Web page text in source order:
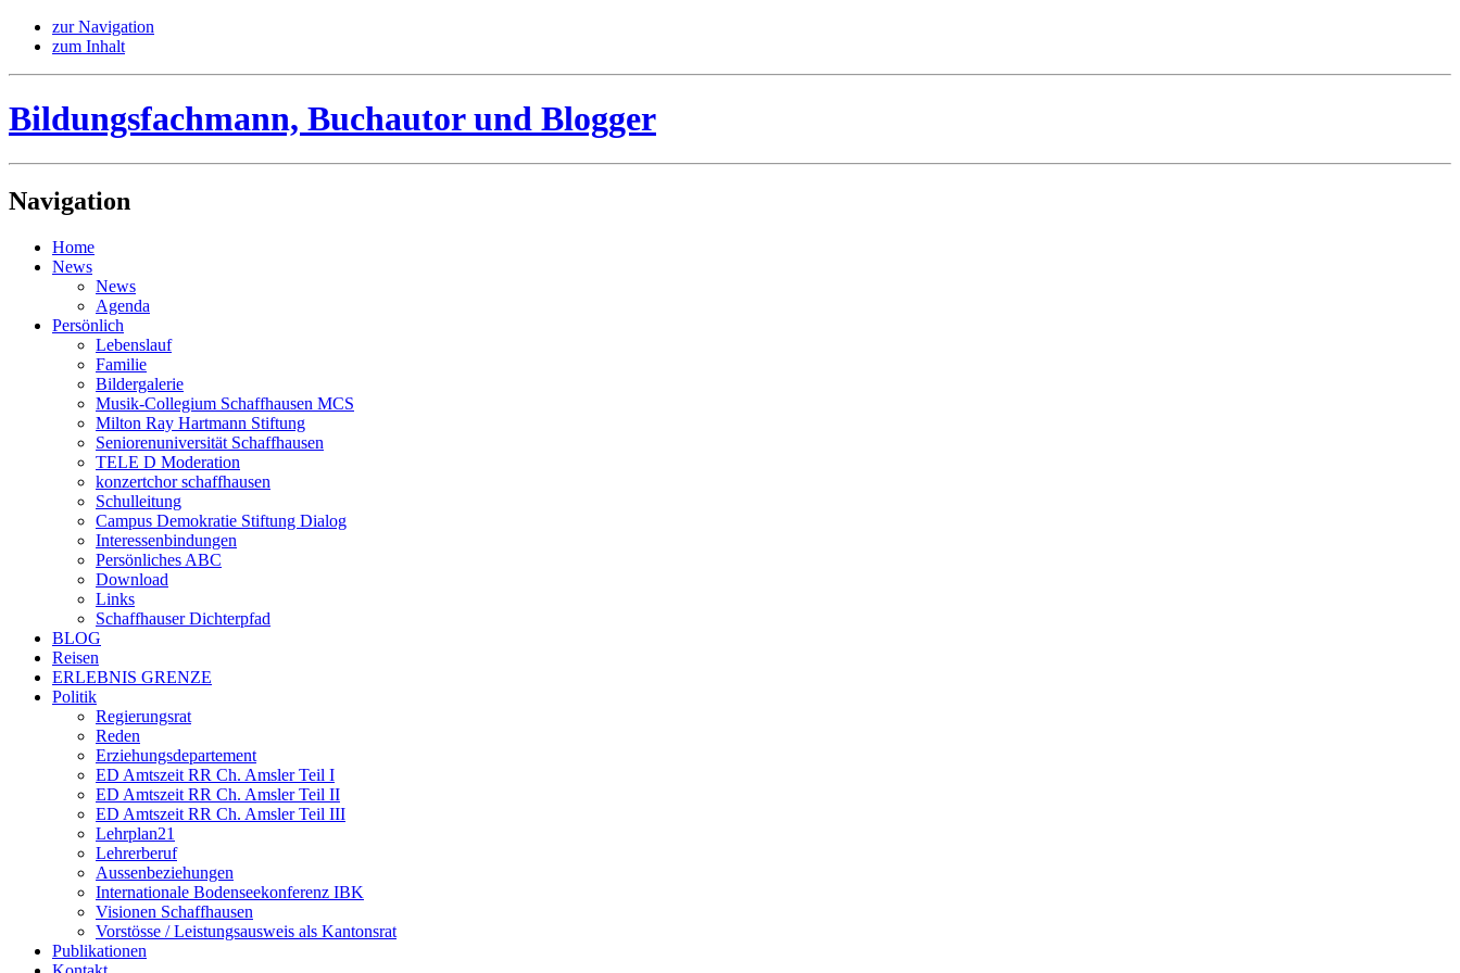
zur Navigation
zum Inhalt
Bildungsfachmann, Buchautor und Blogger
Navigation
Home
News
News
Agenda
Persönlich
Lebenslauf
Familie
Bildergalerie
Musik-Collegium Schaffhausen MCS
Milton Ray Hartmann Stiftung
Seniorenuniversität Schaffhausen
TELE D Moderation
konzertchor schaffhausen
Schulleitung
Campus Demokratie Stiftung Dialog
Interessenbindungen
Persönliches ABC
Download
Links
Schaffhauser Dichterpfad
BLOG
Reisen
ERLEBNIS GRENZE
Politik
Regierungsrat
Reden
Erziehungsdepartement
ED Amtszeit RR Ch. Amsler Teil I
ED Amtszeit RR Ch. Amsler Teil II
ED Amtszeit RR Ch. Amsler Teil III
Lehrplan21
Lehrerberuf
Aussenbeziehungen
Internationale Bodenseekonferenz IBK
Visionen Schaffhausen
Vorstösse / Leistungsausweis als Kantonsrat
Publikationen